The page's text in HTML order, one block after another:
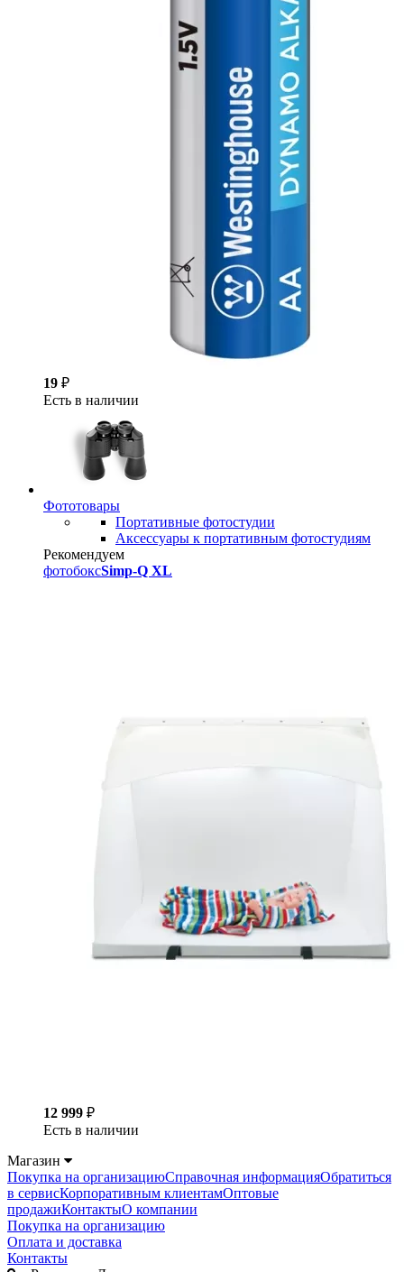
19 ₽
Есть в наличии
Фототовары
Портативные фотостудии
Аксессуары к портативным фотостудиям
Рекомендуем
фотобоксSimp-Q XL
12 999 ₽
Есть в наличии
Магазин
Покупка на организациюСправочная информацияОбратиться
в сервисКорпоративным клиентамОптовые
продажиКонтактыО компании
Покупка на организацию
Оплата и доставка
Контакты